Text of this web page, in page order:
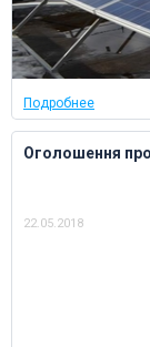
Подробнее
Оголошення
22.05.2018